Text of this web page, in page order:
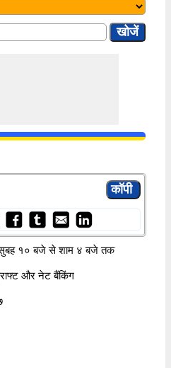
सुबह १० बजे से शाम ४ बजे तक
और नेट बैंकिंग